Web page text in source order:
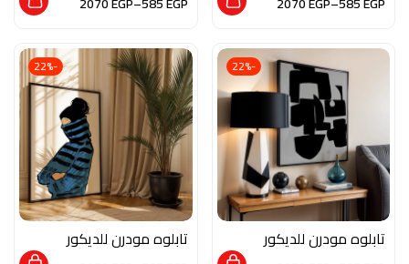
والزجاج بلمسه من والزجاج بلمسه من
-22%
تابلوه مودرن للديكور
من الخشب الطبيعي
-22%
تابلوه مودرن للديكور
من الخشب الطبيعي